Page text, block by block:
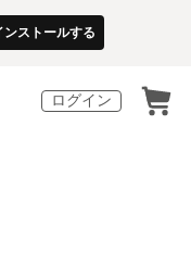
ンストールする
ログイン